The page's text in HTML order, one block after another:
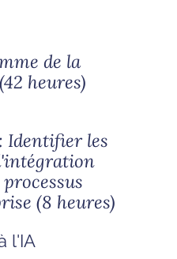
de la
heures)
Identifier les
(8 heures)
l'IA